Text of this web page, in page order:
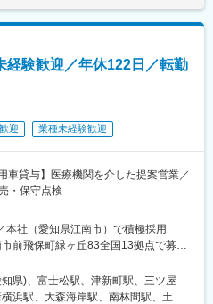
品を提供し続けており、国産企業な
すさ、顧客目線の営業活動により、
務
ための診療台
可能にする機材
診療報酬を請求するためのコンピュ
品など
社での集合研修を年に数回開催しま
ラーニング等が充実しており、無理な
能です。
ご入社された方が活躍しています。
経験歓迎／年休122日／転勤
迎 業種未経験歓迎
車貸与】医療機関を介した提案営業／
・保守点検
本社（愛知県江南市）で積極採用
前飛保町緑ヶ丘83全国13拠点で募集
】愛知県名古屋市西区比良1丁目1番
市泉田町割田77-1【三重営業所】三
金沢営業所】石川県金沢市問屋町1
県)、富士松駅、津新町駅、三ツ屋
浜駅、大森海岸駅、南林間駅、土浦